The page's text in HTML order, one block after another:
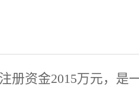
册资金2015万元，是